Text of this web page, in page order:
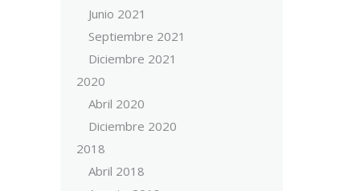
Junio 2021
Septiembre 2021
Diciembre 2021
2020
Abril 2020
Diciembre 2020
2018
Abril 2018